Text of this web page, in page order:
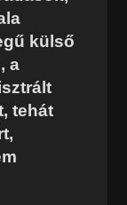
külső
a
tehát